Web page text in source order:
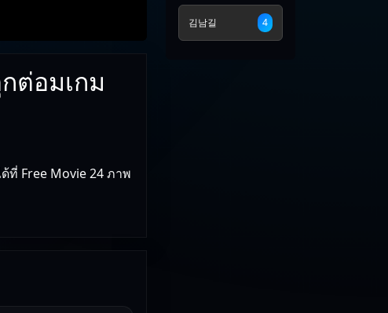
ต่อมเกม
ที่ Free Movie 24 ภาพ
김남길 4